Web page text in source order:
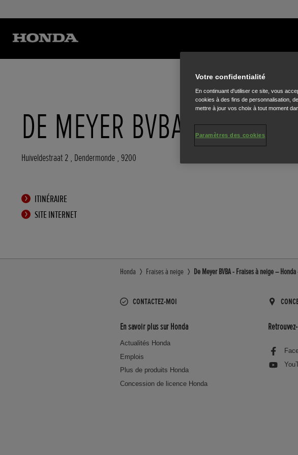
DE MEYER BVBA
Huiveldestraat 2 , Dendermonde , 9200
ITINÉRAIRE
SITE INTERNET
Honda Fraises à neige De Meyer BVBA - Fraises à neige –
CONTACTEZ-MOI
En savoir plus sur Honda
Actualités Honda
Emplois
Plus de produits Honda
Concession de licence Honda
Votre confidentialité
En continuant d'utiliser ce site, vous
cookies à des fins de personnalisation,
mettre à jour vos choix à tout moment
Paramètres des cookies